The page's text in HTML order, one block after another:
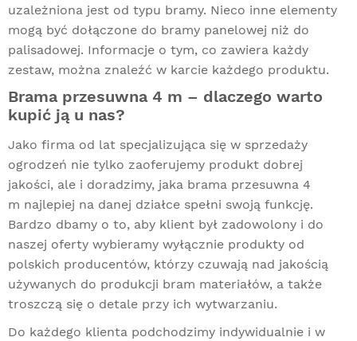
uzależniona jest od typu bramy. Nieco inne elementy
mogą być dołączone do bramy panelowej niż do
palisadowej. Informacje o tym, co zawiera każdy
zestaw, można znaleźć w karcie każdego produktu.
Brama przesuwna 4 m – dlaczego warto
kupić ją u nas?
Jako firma od lat specjalizująca się w sprzedaży
ogrodzeń nie tylko zaoferujemy produkt dobrej
jakości, ale i doradzimy, jaka brama przesuwna 4
m najlepiej na danej działce spełni swoją funkcję.
Bardzo dbamy o to, aby klient był zadowolony i do
naszej oferty wybieramy wyłącznie produkty od
polskich producentów, którzy czuwają nad jakością
używanych do produkcji bram materiałów, a także
troszczą się o detale przy ich wytwarzaniu.
Do każdego klienta podchodzimy indywidualnie i w